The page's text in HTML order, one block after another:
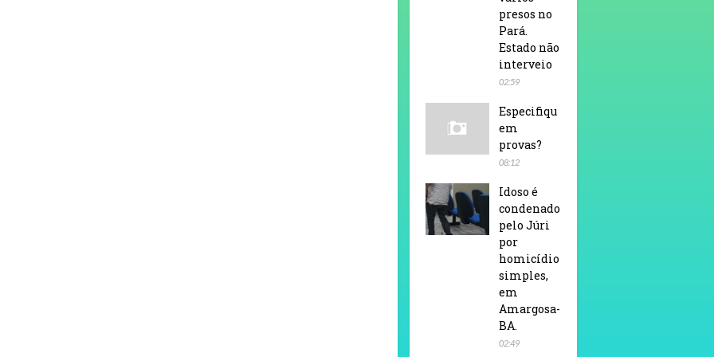
presos no
Pará.
Estado não
interveio
02:59
Especifiqu
em
provas?
08:12
Idoso é
condenado
pelo Júri
por
homicídio
simples,
em
Amargosa-
BA.
02:49